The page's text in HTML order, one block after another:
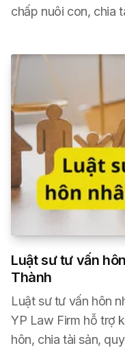
chấp nuôi con, chia
Luật sư tư vấn
Thành
Luật sư tư vấn hôn
YP Law Firm hỗ trợ
hôn, chia tài sản,